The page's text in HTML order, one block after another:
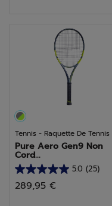
Tennis - Raquette De Tennis
Pure Aero Gen9 Non
Cord...
5.0 (25)
5.0
sur
289,95 €